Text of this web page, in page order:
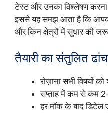
टेस्ट और उनका विश्लेषण करना
इससे यह समझ आता है कि आपकी
और किन क्षेत्रों में सुधार की
तैयारी का संतुलित
रोज़ाना सभी विषयों
सप्ताह में कम से कम
हर मॉक के बाद डिटेल